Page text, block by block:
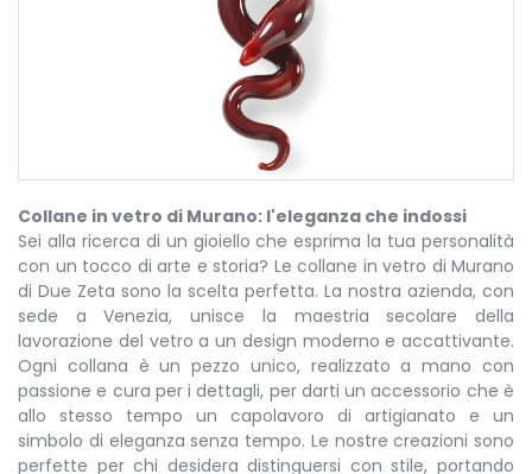
Collane in vetro di Murano: l'eleganza che indossi
Sei alla ricerca di un gioiello che esprima la tua personalità
con un tocco di arte e storia? Le collane in vetro di Murano
di Due Zeta sono la scelta perfetta. La nostra azienda, con
sede a Venezia, unisce la maestria secolare della
lavorazione del vetro a un design moderno e accattivante.
Ogni collana è un pezzo unico, realizzato a mano con
passione e cura per i dettagli, per darti un accessorio che è
allo stesso tempo un capolavoro di artigianato e un
simbolo di eleganza senza tempo. Le nostre creazioni sono
perfette per chi desidera distinguersi con stile, portando